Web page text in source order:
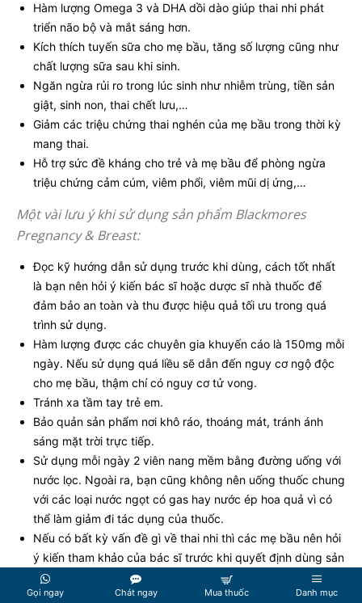
Hàm lượng Omega 3 và DHA dồi dào giúp thai nhi phát
triển não bộ và mắt sáng hơn.
Kích thích tuyến sữa cho mẹ bầu, tăng số lượng cũng như
chất lượng sữa sau khi sinh.
Ngăn ngừa rủi ro trong lúc sinh như nhiễm trùng, tiền sản
giật, sinh non, thai chết lưu,…
Giảm các triệu chứng thai nghén của mẹ bầu trong thời kỳ
mang thai.
Hỗ trợ sức đề kháng cho trẻ và mẹ bầu để phòng ngừa
triệu chứng cảm cúm, viêm phổi, viêm mũi dị ứng,…
Một vài lưu ý khi sử dụng sản phẩm Blackmores
Pregnancy & Breast:
Đọc kỹ hướng dẫn sử dụng trước khi dùng, cách tốt nhất
là bạn nên hỏi ý kiến bác sĩ hoặc dược sĩ nhà thuốc để
đảm bảo an toàn và thu được hiệu quả tối ưu trong quá
trình sử dụng.
Hàm lượng được các chuyên gia khuyến cáo là 150mg mỗi
ngày. Nếu sử dụng quá liều sẽ dẫn đến nguy cơ ngộ độc
cho mẹ bầu, thậm chí có nguy cơ tử vong.
Tránh xa tầm tay trẻ em.
Bảo quản sản phẩm nơi khô ráo, thoáng mát, tránh ánh
sáng mặt trời trực tiếp.
Sử dụng mỗi ngày 2 viên nang mềm bằng đường uống với
nước lọc. Ngoài ra, bạn cũng không nên uống thuốc chung
với các loại nước ngọt có gas hay nước ép hoa quả vì có
thể làm giảm đi tác dụng của thuốc.
Nếu có bất kỳ vấn đề gì về thai nhi thì các mẹ bầu nên hỏi
ý kiến tham khảo của bác sĩ trước khi quyết định dùng sản
phẩm.
Gọi ngay Chát ngay Mua thuốc Danh mục